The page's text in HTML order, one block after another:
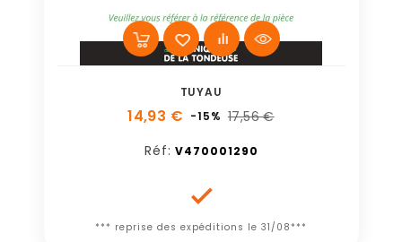
TUYAU
14,93 € -15% 17,56 €
Réf: V470001290

*** reprise des expéditions le 31/08***